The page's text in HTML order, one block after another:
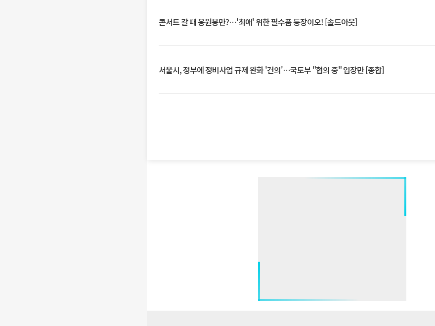
콘서트 갈 때 응원봉만?⋯'최애' 위한 필수품 등장이오! [솔드아웃]
서울시, 정부에 정비사업 규제 완화 '건의'⋯국토부 "협의 중" 입장만 [종합]